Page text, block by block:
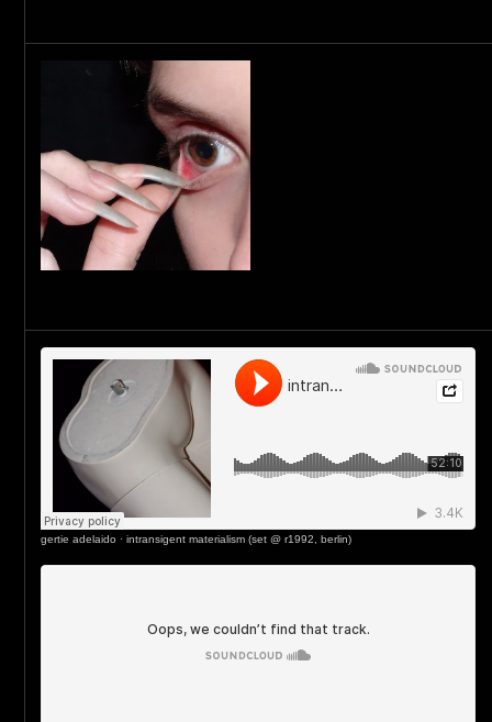
gertie adelaido · intransigent materialism (set @ r1992, berlin)